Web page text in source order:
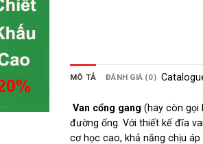
MÔ TẢ ĐÁNH GIÁ (0)
Van cổng gang (hay còn gọi
đường ống. Với thiết kế đĩa
cơ học cao, khả năng chịu